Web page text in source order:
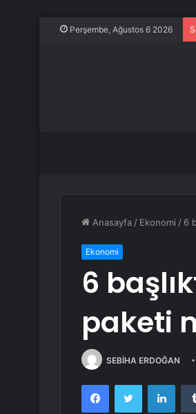
Perşembe, Ağustos 6 2026
Anasayfa / Ekonomi / 6
Ekonomi
6
paketi
SEBİHA ERDOĞAN
FacebookTwitter